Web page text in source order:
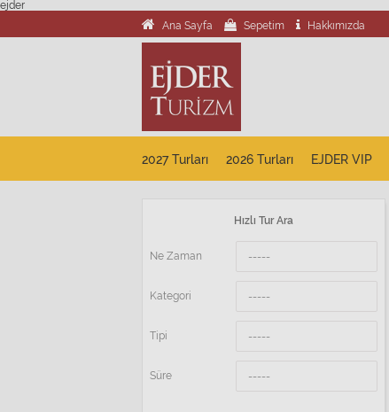
ejder
Ana Sayfa
Sepetim Hakkımızda
2027 Turları 2026 Turları EJDER VIP
Hızlı Tur Ara
Ne Zaman -----
Kategori -----
Tipi -----
Süre -----